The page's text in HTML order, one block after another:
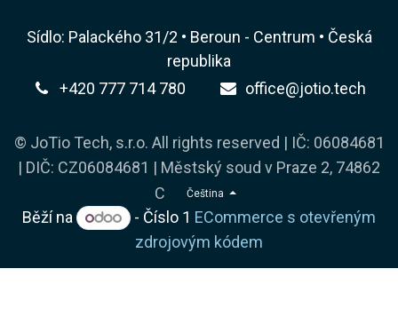
Sídlo: Palackého 31/2 • Beroun - Centrum • Česká
republika
+420 777 714 780
office@jotio.tech
© JoTio Tech, s.r.o. All rights reserved | IČ: 06084681
| DIČ: CZ06084681 | Městský soud v Praze 2, 74862
C
Čeština
Běží na - Číslo 1 ECommerce s otevřeným
zdrojovým kódem